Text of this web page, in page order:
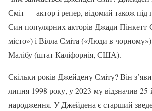
Сміт — актор і репер, відомий також під
Син популярних акторів Джади
місто») і Вілла Сміта («Люди в
Малібу (штат Каліфорнія, США).
Скільки років Джейдену Сміту? Він
липня 1998 року, у 2023-му відзначив
народження. У Джейдена є старший